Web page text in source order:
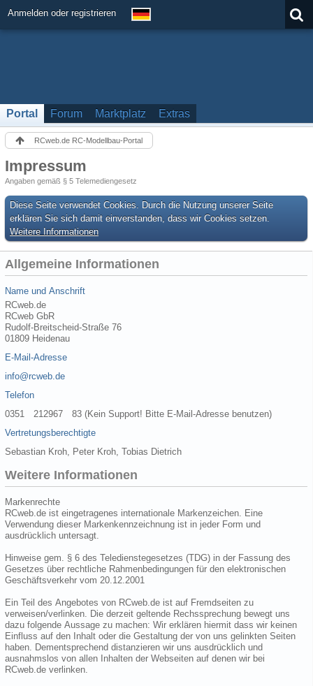
Anmelden oder registrieren
Portal Forum Marktplatz Extras
RCweb.de RC-Modellbau-Portal
Impressum
Angaben gemäß § 5 Telemediengesetz
Diese Seite verwendet Cookies. Durch die Nutzung unserer Seite
erklären Sie sich damit einverstanden, dass wir Cookies setzen.
Weitere Informationen
Allgemeine Informationen
Name und Anschrift
RCweb.de
RCweb GbR
Rudolf-Breitscheid-Straße 76
01809 Heidenau
E-Mail-Adresse
info@rcweb.de
Telefon
0351 212967 83 (Kein Support! Bitte E-Mail-Adresse benutzen)
Vertretungsberechtigte
Sebastian Kroh, Peter Kroh, Tobias Dietrich
Weitere Informationen
Markenrechte
RCweb.de ist eingetragenes internationale Markenzeichen. Eine
Verwendung dieser Markenkennzeichnung ist in jeder Form und
ausdrücklich untersagt.
Hinweise gem. § 6 des Teledienstegesetzes (TDG) in der Fassung des
Gesetzes über rechtliche Rahmenbedingungen für den elektronischen
Geschäftsverkehr vom 20.12.2001
Ein Teil des Angebotes von RCweb.de ist auf Fremdseiten zu
verweisen/verlinken. Die derzeit geltende Rechssprechung bewegt uns
dazu folgende Aussage zu machen: Wir erklären hiermit dass wir keinen
Einfluss auf den Inhalt oder die Gestaltung der von uns gelinkten Seiten
haben. Dementsprechend distanzieren wir uns ausdrücklich und
ausnahmslos von allen Inhalten der Webseiten auf denen wir bei
RCweb.de verlinken.